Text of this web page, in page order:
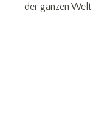
der ganzen Welt.